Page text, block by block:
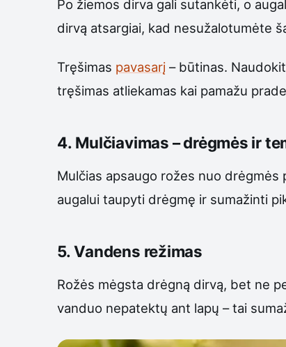
Po žiemos dirva gali sutankėti, o
dirvą atsargiai, kad nesužalotumėte
Tręšimas pavasarį – būtinas.
tręšimas atliekamas kai pamažu
4. Mulčiavimas – drėgmės ir
Mulčias apsaugo rožes nuo
augalui taupyti drėgmę ir sumažinti
5. Vandens režimas
Rožės mėgsta drėgną dirvą, bet ne
vanduo nepatektų ant lapų – tai